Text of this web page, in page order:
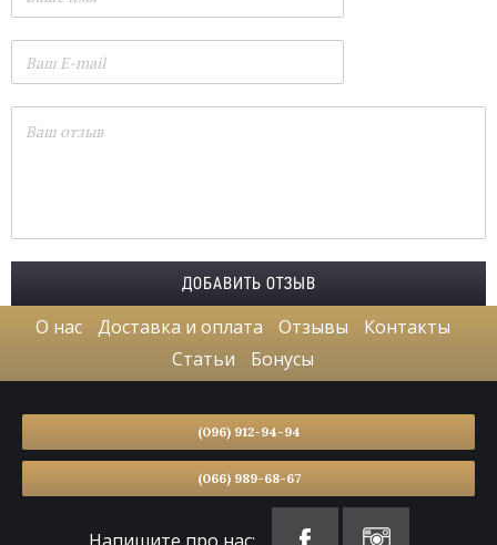
О нас Доставка и оплата Отзывы
Контакты
Статьи
Бонусы
(096) 912-94-94
(066) 989-68-67
Напишите про нас: